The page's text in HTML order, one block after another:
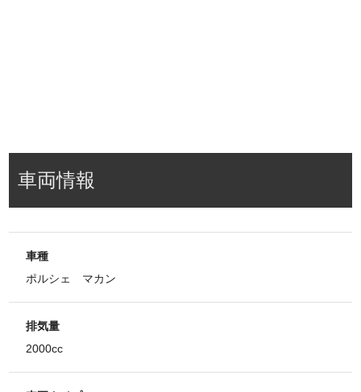
車両情報
車種
ポルシェ マカン
排気量
2000cc